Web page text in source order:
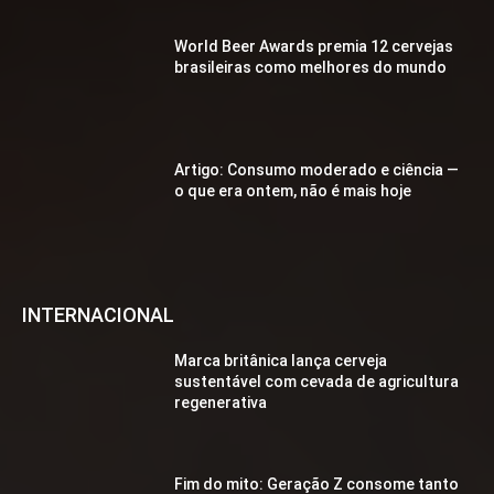
World Beer Awards premia 12 cervejas
brasileiras como melhores do mundo
Artigo: Consumo moderado e ciência —
o que era ontem, não é mais hoje
INTERNACIONAL
Marca britânica lança cerveja
sustentável com cevada de agricultura
regenerativa
Fim do mito: Geração Z consome tanto